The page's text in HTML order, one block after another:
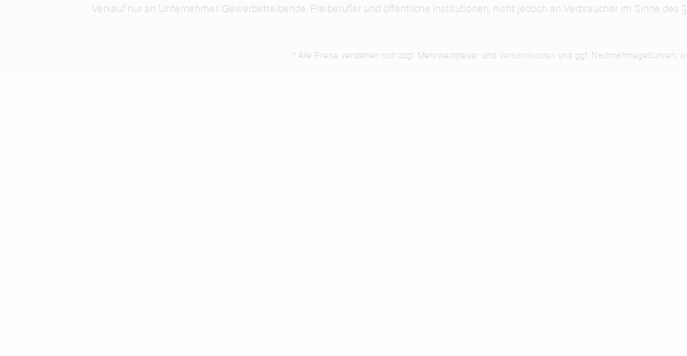
Verkauf nur an Unternehmer, Gewerbetreibende, Freiberufler und öffentliche Institutionen, nicht jedoch an Verbraucher im Sinne des
* Alle Preise verstehen sich zzgl. Mehrwertsteuer und Versandkosten und ggf. Nachnahmegebühren,